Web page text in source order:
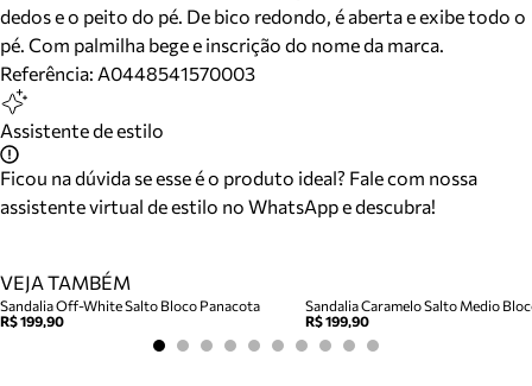
dedos e o peito do pé. De bico redondo, é aberta e exibe todo o
pé. Com palmilha bege e inscrição do nome da marca.
Referência: A0448541570003
Assistente de estilo
Ficou na dúvida se esse é o produto ideal? Fale com nossa
assistente virtual de estilo no WhatsApp e descubra!
VEJA TAMBÉM
Sandalia Off-White Salto Bloco Panacota
R$ 199,90
R$ 199,90